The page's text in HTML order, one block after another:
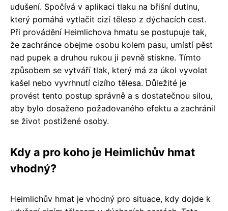
udušení. Spočívá v aplikaci tlaku na břišní dutinu,
který pomáhá vytlačit cizí těleso z dýchacích cest.
Při provádění Heimlichova hmatu se postupuje tak,
že zachránce obejme osobu kolem pasu, umístí pěst
nad pupek a druhou rukou ji pevně stiskne. Tímto
způsobem se vytváří tlak, který má za úkol vyvolat
kašel nebo vyvrhnutí cizího tělesa. Důležité je
provést tento postup správně a s dostatečnou silou,
aby bylo dosaženo požadovaného efektu a zachránil
se život postižené osoby.
Kdy a pro koho je Heimlichův hmat
vhodný?
Heimlichův hmat je vhodný pro situace, kdy dojde k